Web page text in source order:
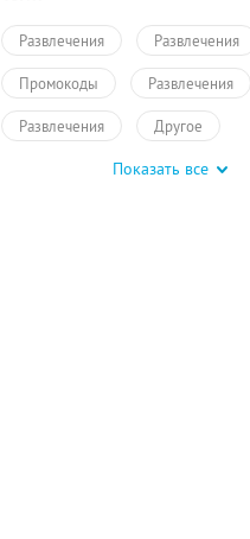
Развлечения Развлечения
Промокоды Развлечения
Развлечения Другое
Развлечения
Показать все